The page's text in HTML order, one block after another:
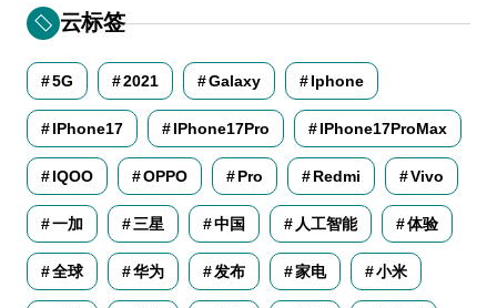
云标签
5G 2021 Galaxy Iphone
IPhone17 IPhone17Pro IPhone17ProMax
IQOO OPPO Pro Redmi Vivo
一加 三星 中国 人工智能 体验
全球 华为 发布 家电 小米